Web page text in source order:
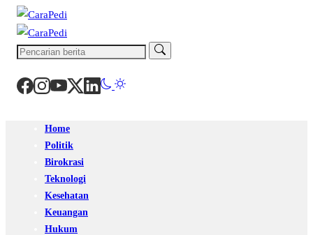
Home
Politik
Birokrasi
Teknologi
Kesehatan
Keuangan
Hukum